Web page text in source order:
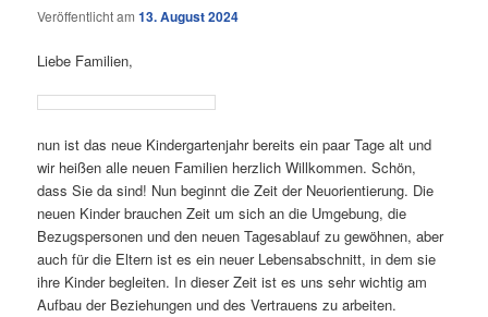
Veröffentlicht am13. August 2024
Liebe Familien,
nun ist das neue Kindergartenjahr bereits ein paar Tage alt und
wir heißen alle neuen Familien herzlich Willkommen. Schön,
dass Sie da sind! Nun beginnt die Zeit der Neuorientierung. Die
neuen Kinder brauchen Zeit um sich an die Umgebung, die
Bezugspersonen und den neuen Tagesablauf zu gewöhnen, aber
auch für die Eltern ist es ein neuer Lebensabschnitt, in dem sie
ihre Kinder begleiten. In dieser Zeit ist es uns sehr wichtig am
Aufbau der Beziehungen und des Vertrauens zu arbeiten.